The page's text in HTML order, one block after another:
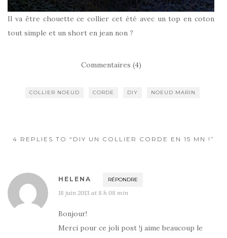
Il va être chouette ce collier cet été avec un top en coton
tout simple et un short en jean non ?
Commentaires (4)
COLLIER NOEUD CORDE DIY NOEUD MARIN
4 REPLIES TO “DIY UN COLLIER CORDE EN 15 MN !”
HELENA RÉPONDRE
18 juin 2013 at 8 h 08 min
Bonjour!
Merci pour ce joli post !j aime beaucoup le